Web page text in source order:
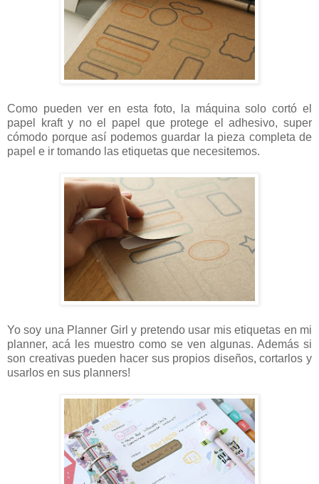
Como pueden ver en esta foto, la máquina solo cortó el
papel kraft y no el papel que protege el adhesivo, super
cómodo porque así podemos guardar la pieza completa de
papel e ir tomando las etiquetas que necesitemos.
Yo soy una Planner Girl y pretendo usar mis etiquetas en mi
planner, acá les muestro como se ven algunas. Además si
son creativas pueden hacer sus propios diseños, cortarlos y
usarlos en sus planners!